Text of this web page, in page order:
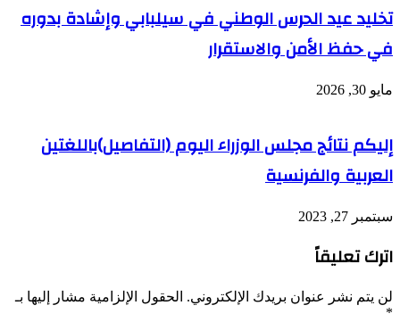
تخليد عيد الحرس الوطني في سيلبابي وإشادة بدوره
في حفظ الأمن والاستقرار
مايو 30, 2026
إليكم نتائج مجلس الوزراء اليوم (التفاصيل)باللغتين
العربية والفرنسية
سبتمبر 27, 2023
اترك تعليقاً
لن يتم نشر عنوان بريدك الإلكتروني. الحقول الإلزامية مشار إليها بـ
*